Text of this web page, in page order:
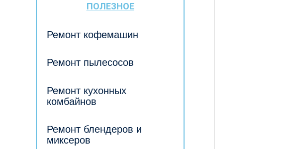
ПОЛЕЗНОЕ
Ремонт кофемашин
Ремонт пылесосов
Ремонт кухонных
комбайнов
Ремонт блендеров и
миксеров